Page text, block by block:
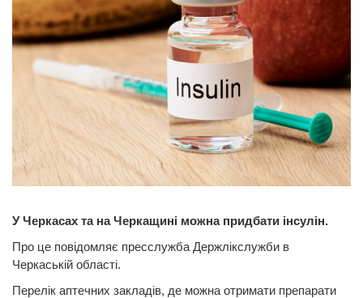
У Черкасах та на Черкащині можна придбати інсулін.
Про це повідомляє пресслужба Держлікслужби в
Черкаській області.
Перелік аптечних закладів, де можна отримати препарати